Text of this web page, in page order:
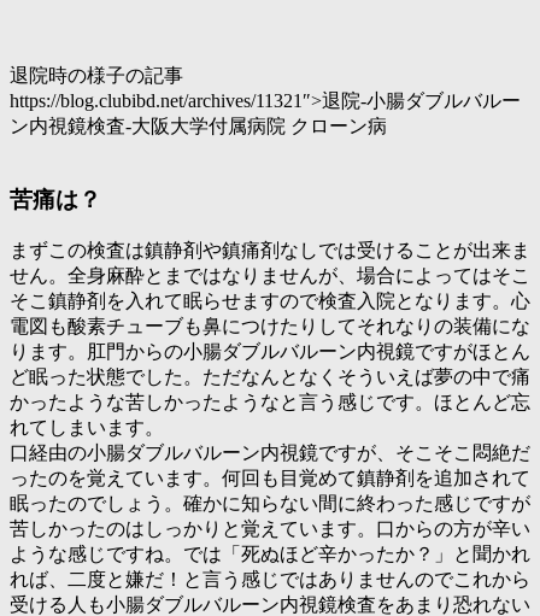
退院時の様子の記事
https://blog.clubibd.net/archives/11321″>退院-小腸ダブルバルー
ン内視鏡検査-大阪大学付属病院 クローン病
苦痛は？
まずこの検査は鎮静剤や鎮痛剤なしでは受けることが出来ま
せん。全身麻酔とまではなりませんが、場合によってはそこ
そこ鎮静剤を入れて眠らせますので検査入院となります。心
電図も酸素チューブも鼻につけたりしてそれなりの装備にな
ります。肛門からの小腸ダブルバルーン内視鏡ですがほとん
ど眠った状態でした。ただなんとなくそういえば夢の中で痛
かったような苦しかったようなと言う感じです。ほとんど忘
れてしまいます。
口経由の小腸ダブルバルーン内視鏡ですが、そこそこ悶絶だ
ったのを覚えています。何回も目覚めて鎮静剤を追加されて
眠ったのでしょう。確かに知らない間に終わった感じですが
苦しかったのはしっかりと覚えています。口からの方が辛い
ような感じですね。では「 死ぬほど辛かったか？ 」と聞かれ
れば、二度と嫌だ！と言う感じではありませんのでこれから
受ける人も小腸ダブルバルーン内視鏡検査をあまり恐れない